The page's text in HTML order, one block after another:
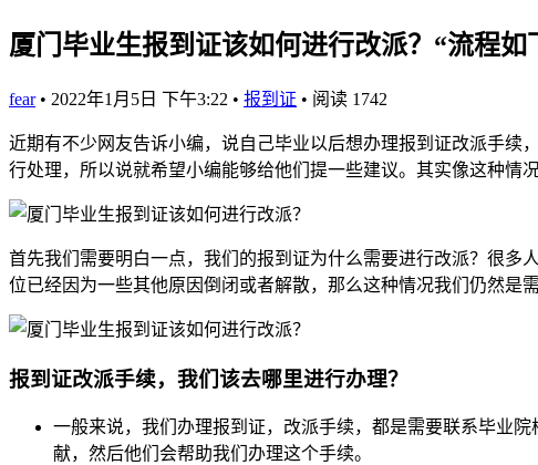
厦门毕业生报到证该如何进行改派？“流程如
fear • 2022年1月5日 下午3:22 • 报到证 • 阅读 1742
近期有不少网友告诉小编，说自己毕业以后想办理报到证改派手续
行处理，所以说就希望小编能够给他们提一些建议。其实像这种情
首先我们需要明白一点，我们的报到证为什么需要进行改派？很多
位已经因为一些其他原因倒闭或者解散，那么这种情况我们仍然是
报到证改派手续，我们该去哪里进行办理？
一般来说，我们办理报到证，改派手续，都是需要联系毕业
献，然后他们会帮助我们办理这个手续。